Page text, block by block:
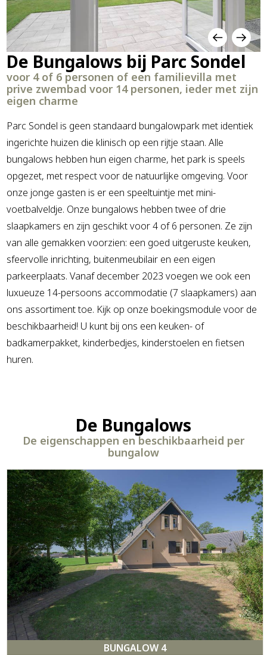
De Bungalows bij Parc Sondel
voor 4 of 6 personen of een familievilla met
prive zwembad voor 14 personen, ieder met zijn
eigen charme
Parc Sondel is geen standaard bungalowpark met identiek
ingerichte huizen die klinisch op een rijtje staan. Alle
bungalows hebben hun eigen charme, het park is speels
opgezet, met respect voor de natuurlijke omgeving. Voor
onze jonge gasten is er een speeltuintje met mini-
voetbalveldje. Onze bungalows hebben twee of drie
slaapkamers en zijn geschikt voor 4 of 6 personen. Ze zijn
van alle gemakken voorzien: een goed uitgeruste keuken,
sfeervolle inrichting, buitenmeubilair en een eigen
parkeerplaats. Vanaf december 2023 voegen we ook een
luxueuze 14-persoons accommodatie (7 slaapkamers) aan
ons assortiment toe. Kijk op onze boekingsmodule voor de
beschikbaarheid! U kunt bij ons een keuken- of
badkamerpakket, kinderbedjes, kinderstoelen en fietsen
huren.
De Bungalows
De eigenschappen en beschikbaarheid per
bungalow
BUNGALOW 4